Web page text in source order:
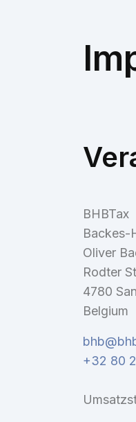
BHBTax
Backes-
Oliver
Rodter
4780
Belgium
+32 80